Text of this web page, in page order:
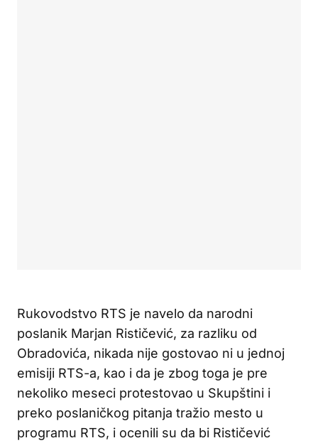
Rukovodstvo RTS je navelo da narodni
poslanik Marjan Rističević, za razliku od
Obradovića, nikada nije gostovao ni u jednoj
emisiji RTS-a, kao i da je zbog toga je pre
nekoliko meseci protestovao u Skupštini i
preko poslaničkog pitanja tražio mesto u
programu RTS, i ocenili su da bi Rističević